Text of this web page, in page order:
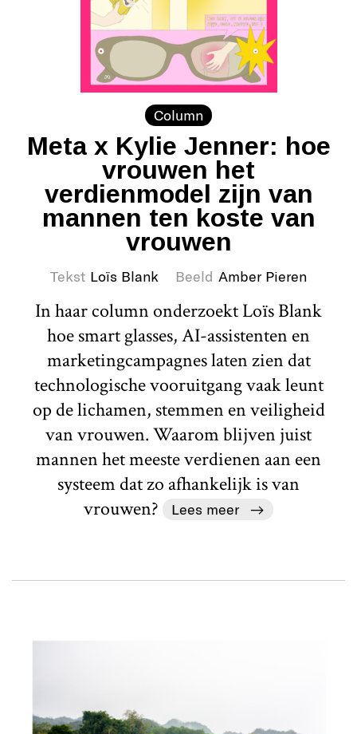
Column
Meta x Kylie Jenner: hoe
vrouwen het
verdienmodel zijn van
mannen ten koste van
vrouwen
Tekst Loïs Blank Beeld Amber Pieren
In haar column onderzoekt Loïs Blank
hoe smart glasses, AI-assistenten en
marketingcampagnes laten zien dat
technologische vooruitgang vaak leunt
op de lichamen, stemmen en veiligheid
van vrouwen. Waarom blijven juist
mannen het meeste verdienen aan een
systeem dat zo afhankelijk is van
vrouwen?
Lees meer